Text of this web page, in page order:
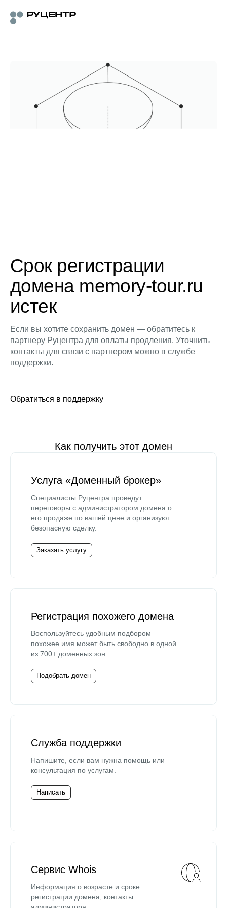
Срок регистрации
домена memory-tour.ru
истек
Если вы хотите сохранить домен — обратитесь к
партнеру Руцентра для оплаты продления. Уточнить
контакты для связи с партнером можно в службе
поддержки.
Обратиться в поддержку
Как получить этот домен
Услуга «Доменный брокер»
Специалисты Руцентра проведут
переговоры с администратором домена о
его продаже по вашей цене и организуют
безопасную сделку.
Заказать услугу
Регистрация похожего домена
Воспользуйтесь удобным подбором —
похожее имя может быть свободно в одной
из 700+ доменных зон.
Подобрать домен
Служба поддержки
Напишите, если вам нужна помощь или
консультация по услугам.
Написать
Сервис Whois
Информация о возрасте и сроке
регистрации домена, контакты